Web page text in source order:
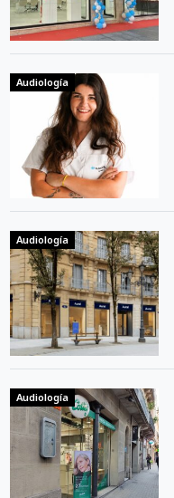
Audiología
Audiología
Audiología